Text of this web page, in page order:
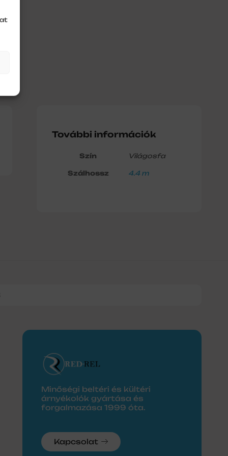
További információk
Szín Világosfa
Szálhossz 4.4 m
Minőségi beltéri és kültéri
árnyékolók gyártása és
forgalmazása 1999 óta.
Kapcsolat